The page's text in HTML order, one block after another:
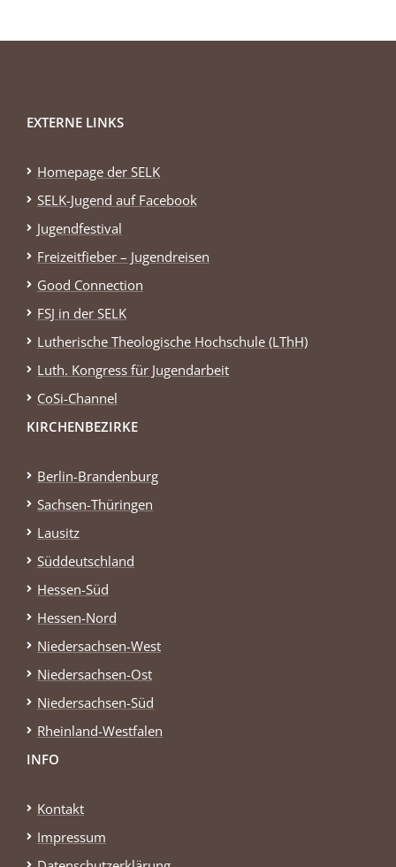
EXTERNE LINKS
Homepage der SELK
SELK-Jugend auf Facebook
Jugendfestival
Freizeitfieber – Jugendreisen
Good Connection
FSJ in der SELK
Lutherische Theologische Hochschule (LThH)
Luth. Kongress für Jugendarbeit
CoSi-Channel
KIRCHENBEZIRKE
Berlin-Brandenburg
Sachsen-Thüringen
Lausitz
Süddeutschland
Hessen-Süd
Hessen-Nord
Niedersachsen-West
Niedersachsen-Ost
Niedersachsen-Süd
Rheinland-Westfalen
INFO
Kontakt
Impressum